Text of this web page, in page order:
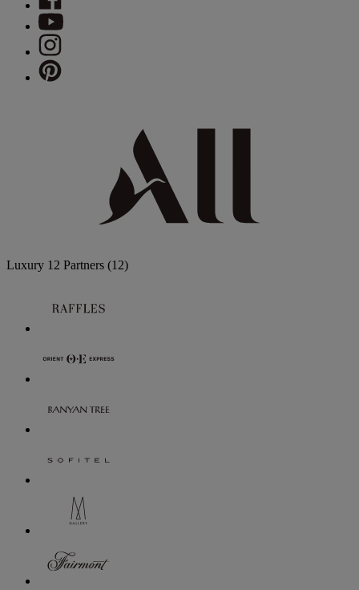
Luxury 12 Partners (12)